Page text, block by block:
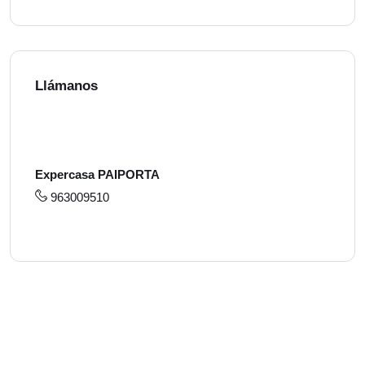
Llámanos
Expercasa PAIPORTA
963009510